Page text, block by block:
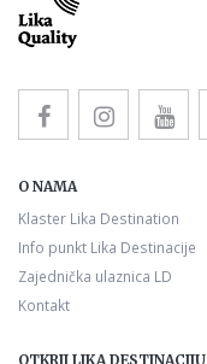
O NAMA
Klaster Lika Destination
Info punkt Lika Destinacije
Zajednička ulaznica LD
Kontakt
OTKRIJ LIKA DESTINACIJU